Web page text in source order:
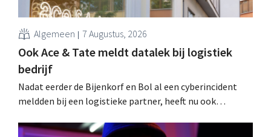
Algemeen 7 Augustus, 2026
Ook Ace & Tate meldt datalek bij logistiek
bedrijf
Nadat eerder de Bijenkorf en Bol al een cyberincident
meldden bij een logistieke partner, heeft nu ook
datalek. Financiële gegevens, gebruikersnamen en